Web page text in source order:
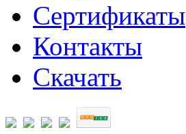
Сертификаты
Контакты
Скачать